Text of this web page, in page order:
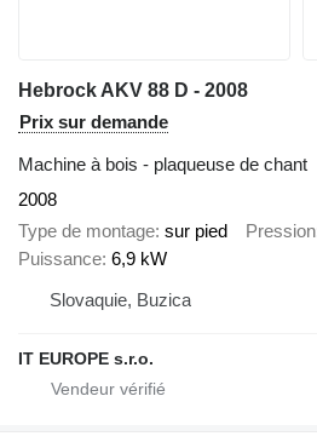
Hebrock AKV 88 D - 2008
Prix sur demande
Machine à bois - plaqueuse de chant
2008
Type de montage sur pied Pression
Puissance 6,9 kW
Slovaquie, Buzica
IT EUROPE s.r.o.